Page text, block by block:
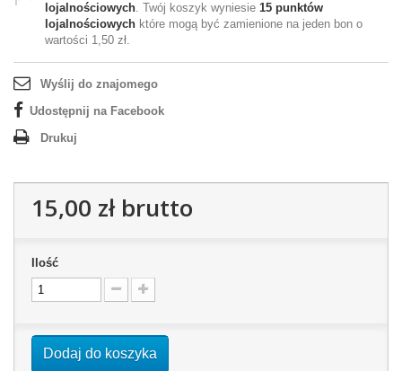
lojalnościowych. Twój koszyk wyniesie 15 punktów
lojalnościowych które mogą być zamienione na jeden bon o
wartości 1,50 zł.
Wyślij do znajomego
Udostępnij na Facebook
Drukuj
15,00 złbrutto
Ilość
Dodaj do koszyka